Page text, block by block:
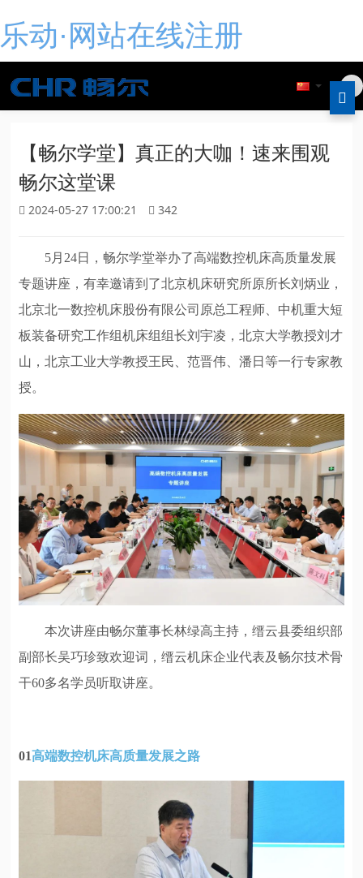
乐动·网站在线注册
【畅尔学堂】真正的大咖！速来围观
畅尔这堂课
2024-05-27 17:00:21 342
5月24日，畅尔学堂举办了高端数控机床高质量发展
专题讲座，有幸邀请到了北京机床研究所原所长刘炳业，
北京北一数控机床股份有限公司原总工程师、中机重大短
板装备研究工作组机床组组长刘宇凌，北京大学教授刘才
山，北京工业大学教授王民、范晋伟、潘日等一行专家教
授。
本次讲座由畅尔董事长林绿高主持，缙云县委组织部
副部长吴巧珍致欢迎词，缙云机床企业代表及畅尔技术骨
干60多名学员听取讲座。
01高端数控机床高质量发展之路